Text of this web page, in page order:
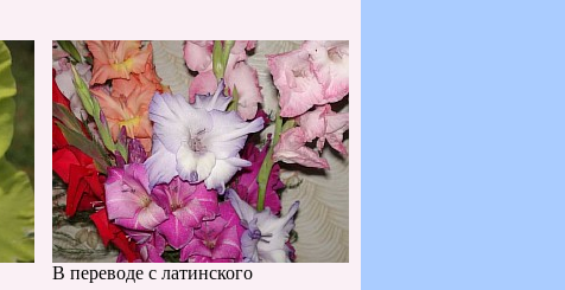
В переводе с латинского